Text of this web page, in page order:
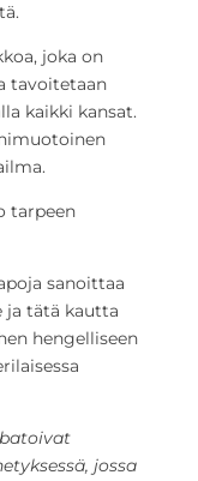
joka on
tavoitetaan
kaikki kansat.
tarpeen
sanoittaa
ja tätä kautta
hengelliseen
jossa